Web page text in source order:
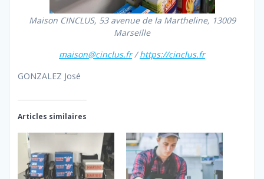
Maison CINCLUS, 53 avenue de la Martheline, 13009
Marseille
maison@cinclus.fr/https://cinclus.fr
GONZALEZ José
Articles similaires